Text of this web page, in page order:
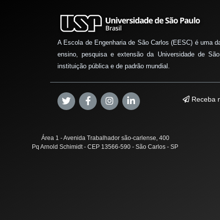
A Escola de Engenharia de São Carlos (EESC) é uma
ensino, pesquisa e extensão da Universidade de
instituição pública e de padrão mundial.
Receba
Área 1 - Avenida Trabalhador são-carlense, 400
Pq Arnold Schimidt - CEP 13566-590 - São Carlos - SP